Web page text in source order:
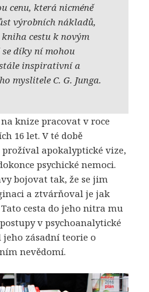
cenu, která nicméně
výrobních nákladů,
cestu k novým
díky ní mohou
inspirativní a
myslitele C. G. Junga.
knize pracovat v roce
16 let. V té době
apokalyptické vize,
psychické nemoci.
bojovat tak, že se jim
a ztvárňoval je jak
cesta do jeho nitra mu
v psychoanalytické
zásadní teorie o
nevědomí.